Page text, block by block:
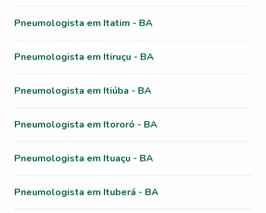
Pneumologista em Itatim - BA
Pneumologista em Itiruçu - BA
Pneumologista em Itiúba - BA
Pneumologista em Itororó - BA
Pneumologista em Ituaçu - BA
Pneumologista em Ituberá - BA